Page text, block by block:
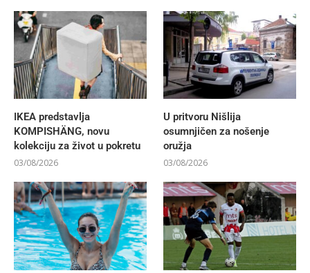
IKEA predstavlja
KOMPISHÄNG, novu
kolekciju za život u pokretu
03/08/2026
U pritvoru Nišlija
osumnjičen za nošenje
oružja
03/08/2026